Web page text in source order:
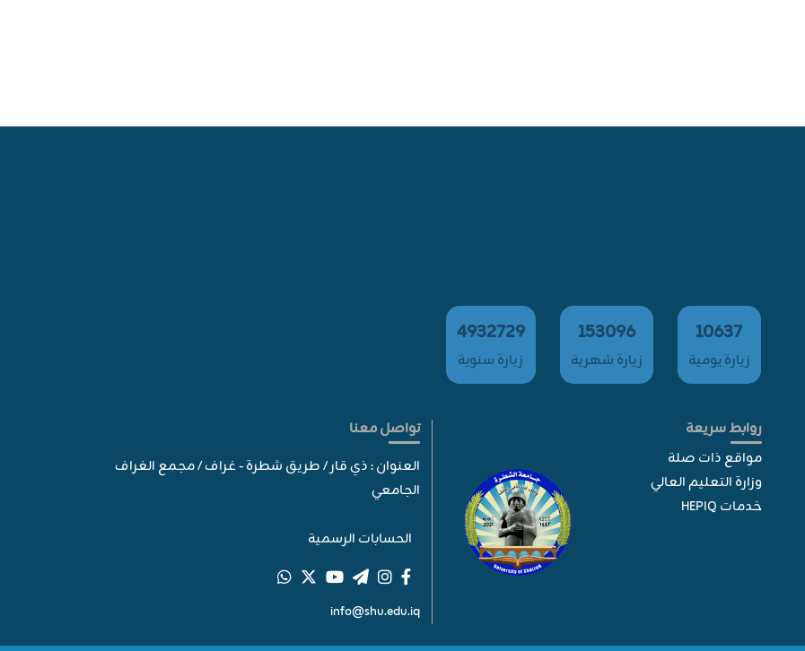
10637
زيارة يومية
153096
زيارة شهرية
4932729
زيارة سنوية
روابط سريعة
مواقع ذات صلة
وزارة التعليم العالي
خدمات HEPIQ
تواصل معنا
العنوان : ذي قار / طريق شطرة - غراف / مجمع الغراف
الجامعي
الحسابات الرسمية
info@shu.edu.iq